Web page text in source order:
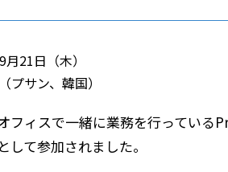
21日（木）
サン、韓国）
フィスで一緒に業務を行ってい
て参加されました。